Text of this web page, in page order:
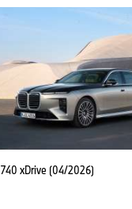
xDrive (04/2026)